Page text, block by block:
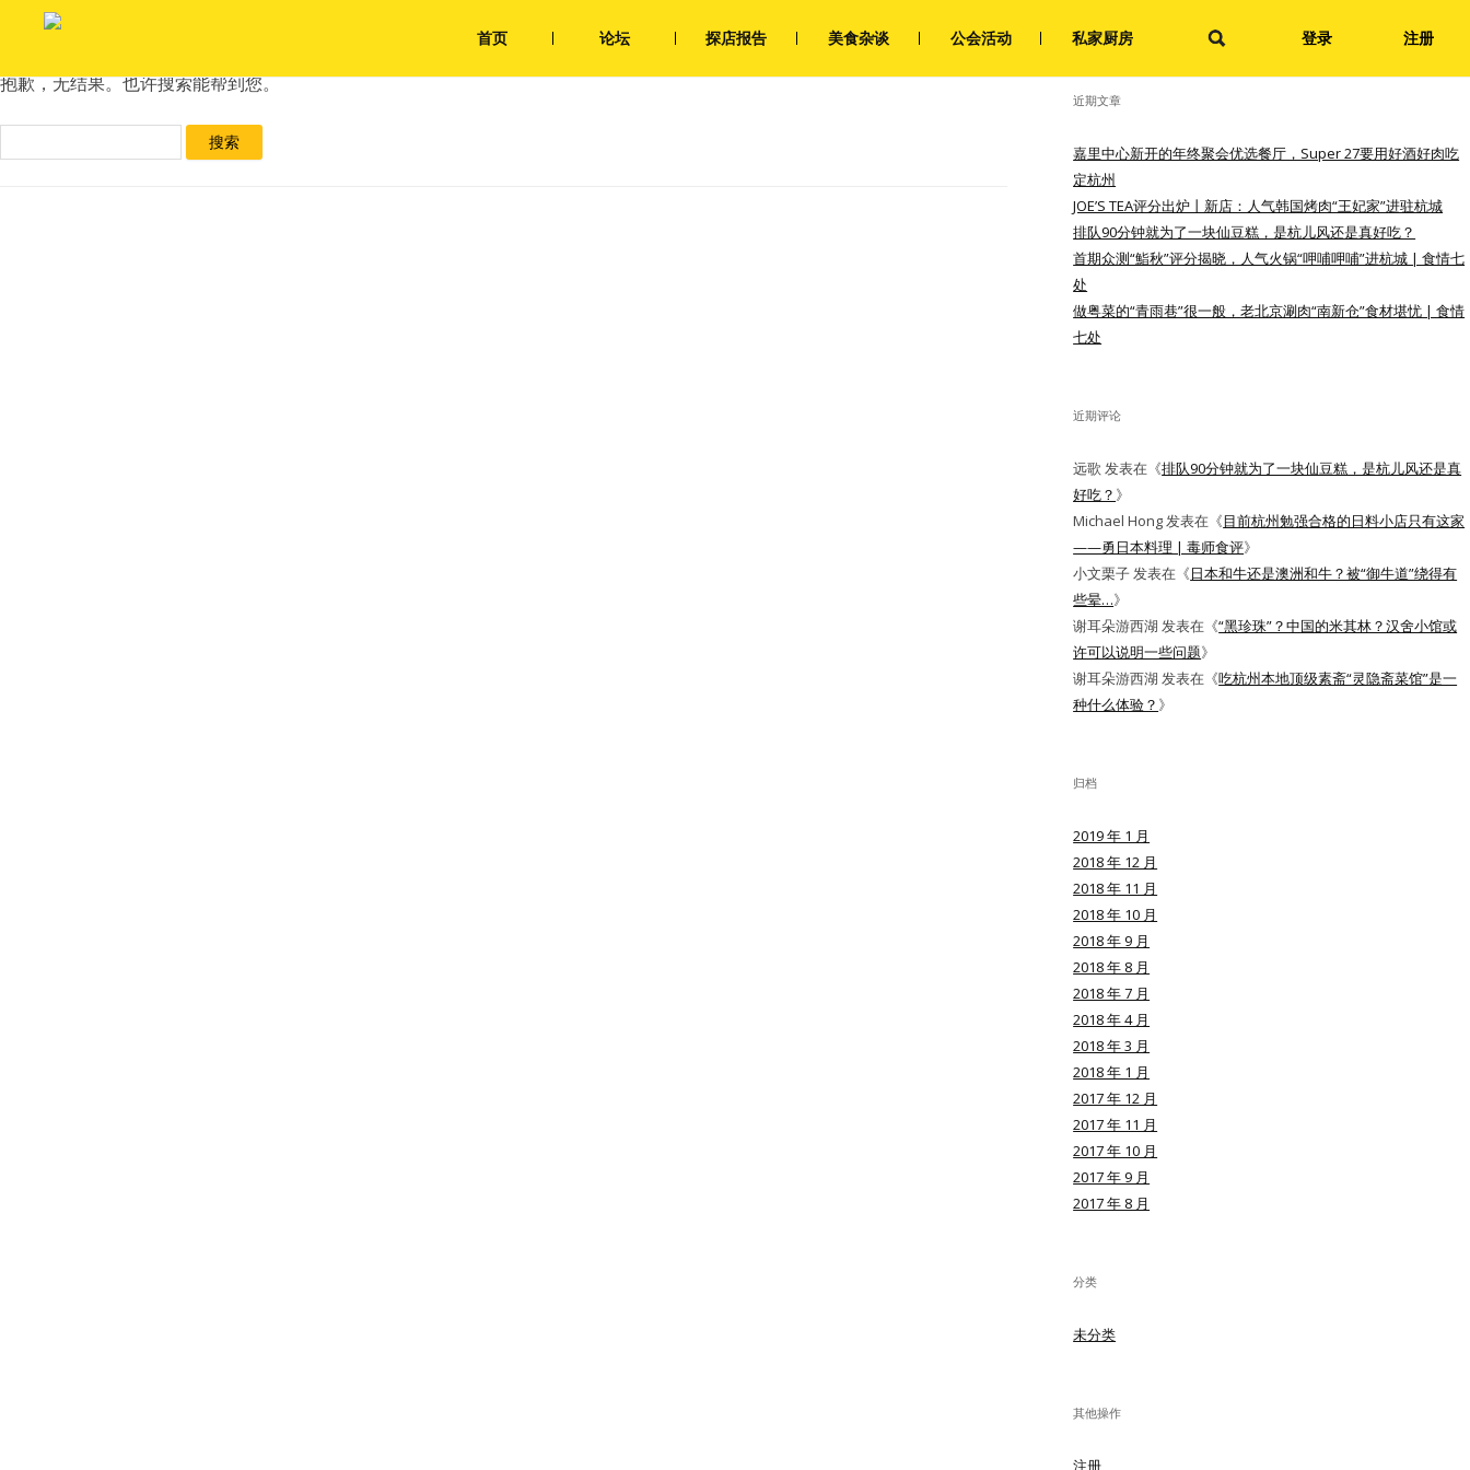
登录 注册
首页 论坛 探店报告 美食杂谈 公会活动 私家厨房
未找到
抱歉，无结果。也许搜索能帮到您。
索：
索：
近期文章
嘉里中心新开的年终聚会优选餐厅，Super 27要用好酒好肉吃
定杭州
JOE’S TEA评分出炉丨新店：人气韩国烤肉“王妃家”进驻杭城
排队90分钟就为了一块仙豆糕，是杭儿风还是真好吃？
首期众测“鮨秋”评分揭晓，人气火锅“呷哺呷哺”进杭城 | 食情七
处
做粤菜的“青雨巷”很一般，老北京涮肉“南新仓”食材堪忧 | 食情
七处
近期评论
远歌 发表在《排队90分钟就为了一块仙豆糕，是杭儿风还是真
好吃？ 》
Michael Hong发表在《目前杭州勉强合格的日料小店只有这家
——勇日本料理 | 毒师食评》
小文栗子发表在《日本和牛还是澳洲和牛？被“御牛道”绕得有
些晕…》
谢耳朵游西湖 发表在《“黑珍珠”？中国的米其林？汉舍小馆或
许可以说明一些问题》
谢耳朵游西湖 发表在《吃杭州本地顶级素斋“灵隐斋菜馆”是一
种什么体验？ 》
归档
2019 年 1 月
2018 年 12 月
2018 年 11 月
2018 年 10 月
2018 年 9 月
2018 年 8 月
2018 年 7 月
2018 年 4 月
2018 年 3 月
2018 年 1 月
2017 年 12 月
2017 年 11 月
2017 年 10 月
2017 年 9 月
2017 年 8 月
分类
未分类
其他操作
注册